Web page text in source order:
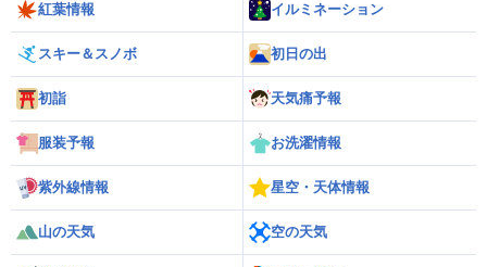
紅葉情報 イルミネーション
スキー＆スノボ 初日の出
初詣 天気痛予報
服装予報 お洗濯情報
紫外線情報 星空・天体情報
山の天気 空の天気